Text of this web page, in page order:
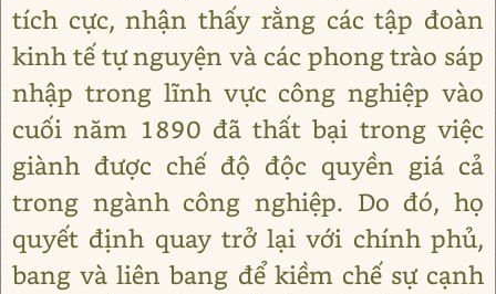
tích cực, nhận thấy rằng các tập đoàn
kinh tế tự nguyện và các phong trào sáp
nhập trong lĩnh vực công nghiệp vào
cuối năm 1890 đã thất bại trong việc
giành được chế độ độc quyền giá cả
trong ngành công nghiệp. Do đó, họ
quyết định quay trở lại với chính phủ,
bang và liên bang để kiềm chế sự cạnh